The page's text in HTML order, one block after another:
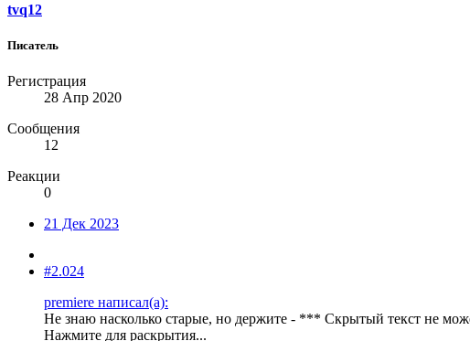
tvq12
Писатель
Регистрация
28 Апр 2020
Сообщения
12
Реакции
0
21 Дек 2023
#2.024
premiere написал(а):
Не знаю насколько старые, но держите - *** Скрытый текст не
Нажмите для раскрытия...